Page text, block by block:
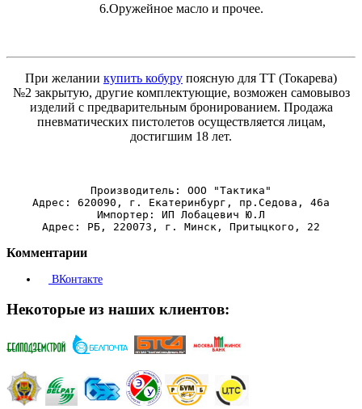
6.Оружейное масло и прочее.
При желании купить кобуру поясную для ТТ (Токарева)
№2 закрытую, другие комплектующие, возможен самовывоз
изделий с предварительным бронированием. Продажа
пневматических пистолетов осуществляется лицам,
достигшим 18 лет.
Производитель: ООО "Тактика"
Адрес: 620090, г. Екатеринбург, пр.Седова, 46а
Импортер: ИП Лобацевич Ю.Л
Адрес: РБ, 220073, г. Минск, Притыцкого, 22
Комментарии
ВКонтакте
Некоторые из наших клиентов: